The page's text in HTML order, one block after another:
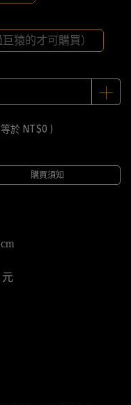
猿的才可購買）
於 NT$0 )
購買須知
元